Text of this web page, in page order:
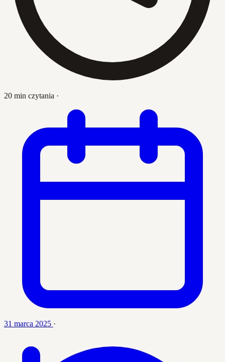
20 min czytania ·
31 marca 2025 ·